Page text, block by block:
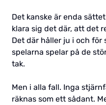
Det kanske är enda
klara sig det där, att det
Det där håller ju i och för
spelarna spelar på de
tak.
Men i alla fall. Inga
räknas som ett sådant.